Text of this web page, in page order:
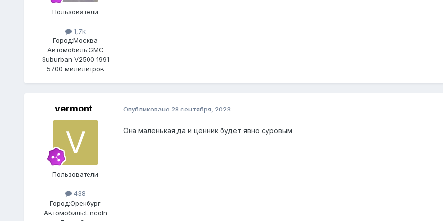
Пользователи
1,7k
Город:Москва
Автомобиль:GMC
Suburban V2500 1991
5700 милилитров
vermont
Пользователи
438
Город:Оренбург
Автомобиль:Lincoln
Опубликовано 28 сентября, 2023
Она маленькая,да и ценник будет явно суровым